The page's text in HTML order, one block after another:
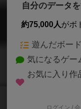
イッツ
自分のデータ
約75,000人がボ
遊んだボー
気になるゲー
お気に入り作
ログイン /